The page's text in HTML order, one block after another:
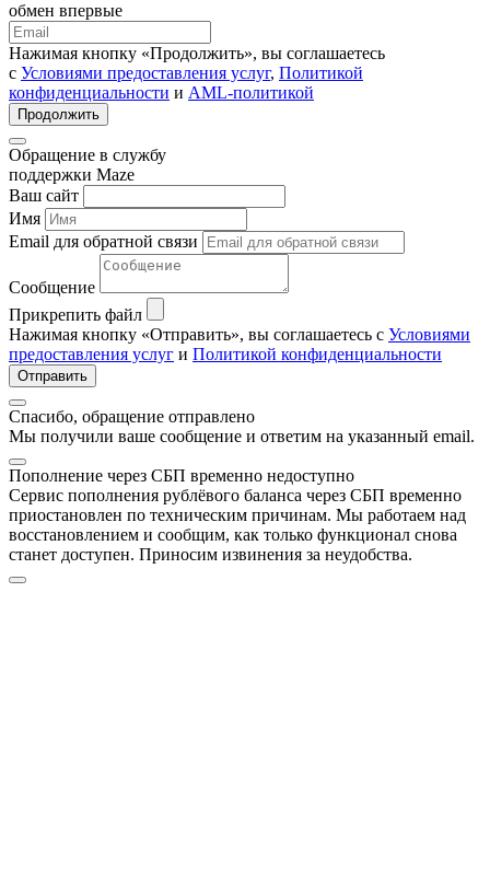
обмен впервые
Нажимая кнопку «Продолжить», вы соглашаетесь
с Условиями предоставления услуг, Политикой
конфиденциальности и AML-политикой
Продолжить
Обращение в службу
поддержки Maze
Ваш сайт
Имя
Email для обратной связи
Сообщение
Прикрепить файл
Нажимая кнопку «Отправить», вы соглашаетесь с Условиями
предоставления услуг и Политикой конфиденциальности
Отправить
Спасибо, обращение отправлено
Мы получили ваше сообщение и ответим на указанный email.
Пополнение через СБП временно недоступно
Сервис пополнения рублёвого баланса через СБП временно
приостановлен по техническим причинам. Мы работаем над
восстановлением и сообщим, как только функционал снова
станет доступен. Приносим извинения за неудобства.